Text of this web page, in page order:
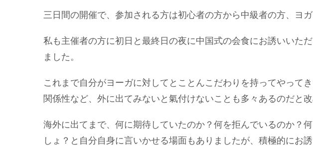
三日間の開催で、参加される方は初心者の方から中級者の方、ヨ
私も主催者の方に初日と最終日の夜に中国式の会食にお誘いいた
ました。
これまで自分がヨーガに対してとことんこだわりを持ってやって
関係性など、外に出てみないと氣付けないことも多々あるのだと改
海外に出てまで、何に期待していたのか？何を拒んでいるのか？
しょ？と自分自身に言いかせる場面もありましたが、積極的にお